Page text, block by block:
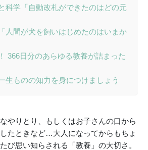
科学「自動改札ができたのはどの元
人間が犬を飼いはじめたのはいまか
366日分のあらゆる教養が詰まった
生ものの知力を身につけましょう
やりとり、もしくはお子さんの口から
たときなど…大人になってからもちょ
び思い知らされる「教養」の大切さ。